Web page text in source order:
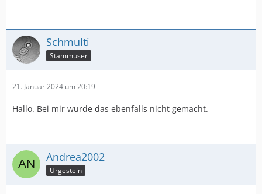
Schmulti
Stammuser
21. Januar 2024 um 20:19
Hallo. Bei mir wurde das ebenfalls nicht gemacht.
Andrea2002
Urgestein